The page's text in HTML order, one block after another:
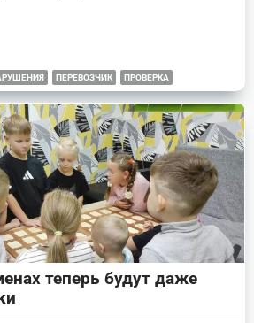
ПЕРЕВОЗЧИК ПРОВЕРКА
теперь будут даже